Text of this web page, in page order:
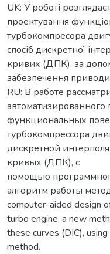
UK: У роботі
проектування
турбокомпресора
спосіб дискретної
кривих (ДПК), за
забезпечення
RU: В работе
автоматизированного
функциональных
турбокомпрессора
дискретной
кривых (ДПК), с
помощью
алгоритм работы
computer-aided design
turbo engine, a new
these curves (DIC),
method.